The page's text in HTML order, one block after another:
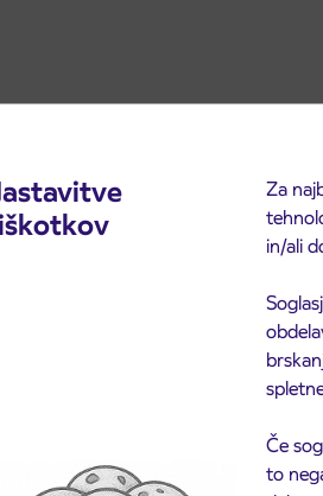
Za
in/ali
Če
to